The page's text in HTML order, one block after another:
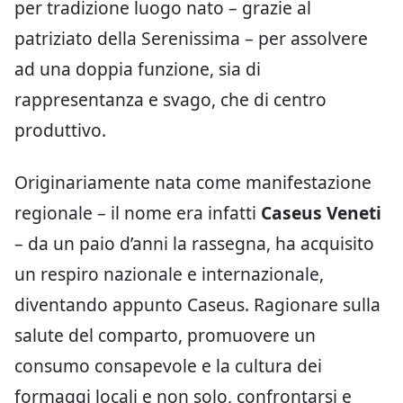
per tradizione luogo nato – grazie al
patriziato della Serenissima – per assolvere
ad una doppia funzione, sia di
rappresentanza e svago, che di centro
produttivo.
Originariamente nata come manifestazione
regionale – il nome era infatti Caseus Veneti
– da un paio d’anni la rassegna, ha acquisito
un respiro nazionale e internazionale,
diventando appunto Caseus. Ragionare sulla
salute del comparto, promuovere un
consumo consapevole e la cultura dei
formaggi locali e non solo, confrontarsi e